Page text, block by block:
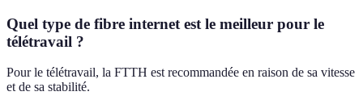
Quel type de fibre internet est le meilleur pour le
télétravail ?
Pour le télétravail, la FTTH est recommandée en raison de sa vitesse
et de sa stabilité.